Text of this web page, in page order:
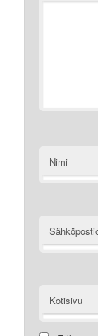
Nimi
Kotisivu